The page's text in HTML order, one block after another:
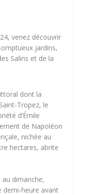
venez découvrir
jardins,
Salins et de la
dont la
Tropez, le
d’Émile
de Napoléon
nichée au
hectares, abrite
au dimanche,
demi-heure avant